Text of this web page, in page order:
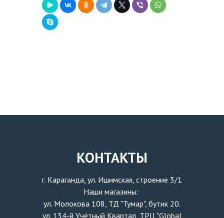
КОНТАКТЫ
г. Караганда, ул. Ишимская, строение 3/1
Наши магазины:
ул. Молокова 108, ТД "Тумар", бутик 20.
ул. 134-й Учётный Квартал, ТРЦ "Global